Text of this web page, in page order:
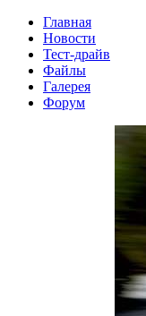
Главная
Новости
Тест-драйв
Файлы
Галерея
Форум